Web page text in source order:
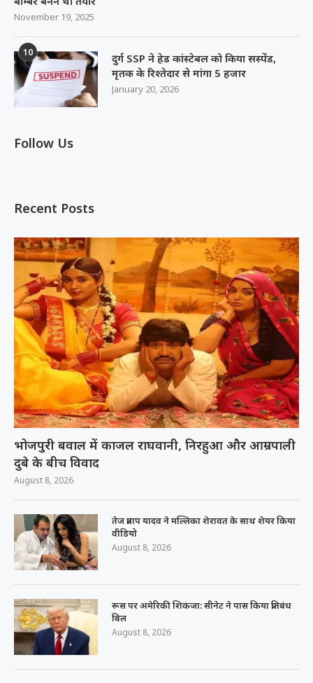
November 19, 2025
10
दुर्ग SSP ने हेड कांस्टेबल को किया सस्पेंड,
मृतक के रिश्तेदार से मांगा 5 हजार
January 20, 2026
Follow Us
Recent Posts
भोजपुरी बवाल में काजल राघवानी, निरहुआ और आम्रपाली
दुबे के बीच विवाद
August 8, 2026
तेज प्रताप यादव ने मल्लिका शेरावत के साथ शेयर किया
वीडियो
August 8, 2026
रूस पर अमेरिकी शिकंजा: सीनेट ने पास किया प्रतिबंध
बिल
August 8, 2026